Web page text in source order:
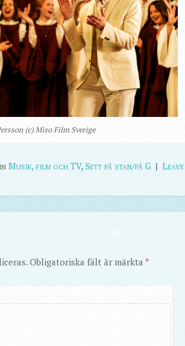
(c) Miso Film Sverige
in Musik, film och TV, Sett på stan/på G | Leave
Obligatoriska fält är märkta *